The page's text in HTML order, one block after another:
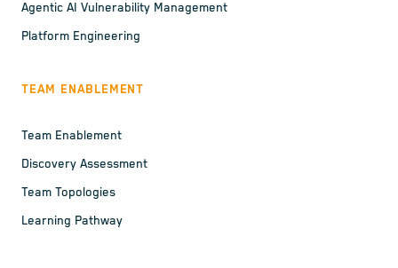
Agentic AI Vulnerability Management
Platform Engineering
TEAM ENABLEMENT
Team Enablement
Discovery Assessment
Team Topologies
Learning Pathway